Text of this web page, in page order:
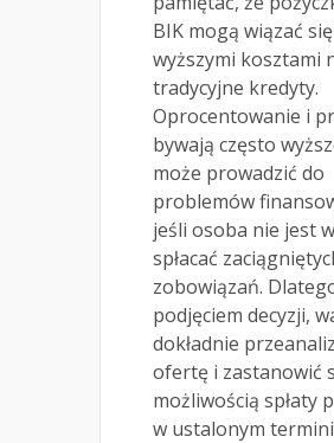
BIK mogą wiązać
wyższymi kosztami
tradycyjne kredyty.
Oprocentowanie i
bywają często
może prowadzić do
problemów
jeśli osoba nie jest
spłacać
zobowiązań.
podjęciem decyzji,
dokładnie
ofertę i zastanowić
możliwością spłaty
w ustalonym